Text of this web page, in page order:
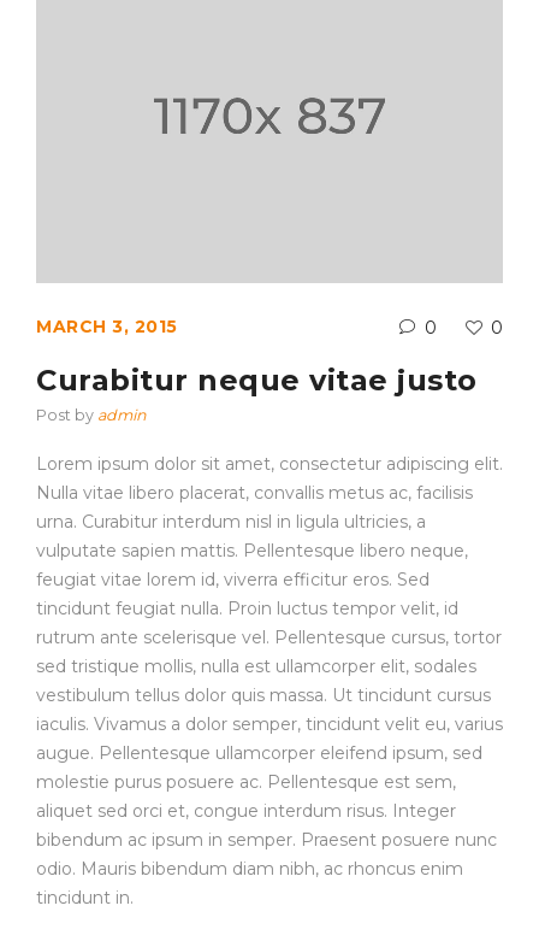
MARCH 3, 2015 0 0
Curabitur neque vitae justo
Post by admin
Lorem ipsum dolor sit amet, consectetur adipiscing elit.
Nulla vitae libero placerat, convallis metus ac, facilisis
urna. Curabitur interdum nisl in ligula ultricies, a
vulputate sapien mattis. Pellentesque libero neque,
feugiat vitae lorem id, viverra efficitur eros. Sed
tincidunt feugiat nulla. Proin luctus tempor velit, id
rutrum ante scelerisque vel. Pellentesque cursus, tortor
sed tristique mollis, nulla est ullamcorper elit, sodales
vestibulum tellus dolor quis massa. Ut tincidunt cursus
iaculis. Vivamus a dolor semper, tincidunt velit eu, varius
augue. Pellentesque ullamcorper eleifend ipsum, sed
molestie purus posuere ac. Pellentesque est sem,
aliquet sed orci et, congue interdum risus. Integer
bibendum ac ipsum in semper. Praesent posuere nunc
odio. Mauris bibendum diam nibh, ac rhoncus enim
tincidunt in.